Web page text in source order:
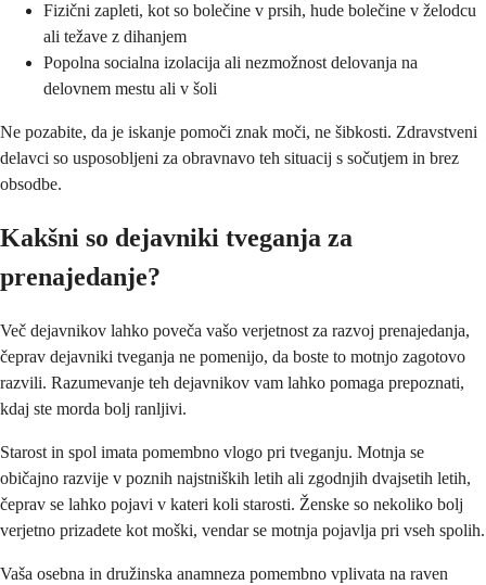
Fizični zapleti, kot so bolečine v prsih, hude bolečine v želodcu
ali težave z dihanjem
Popolna socialna izolacija ali nezmožnost delovanja na
delovnem mestu ali v šoli
Ne pozabite, da je iskanje pomoči znak moči, ne šibkosti. Zdravstveni
delavci so usposobljeni za obravnavo teh situacij s sočutjem in brez
obsodbe.
Kakšni so dejavniki tveganja za
prenajedanje?
Več dejavnikov lahko poveča vašo verjetnost za razvoj prenajedanja,
čeprav dejavniki tveganja ne pomenijo, da boste to motnjo zagotovo
razvili. Razumevanje teh dejavnikov vam lahko pomaga prepoznati,
kdaj ste morda bolj ranljivi.
Starost in spol imata pomembno vlogo pri tveganju. Motnja se
običajno razvije v poznih najstniških letih ali zgodnjih dvajsetih letih,
čeprav se lahko pojavi v kateri koli starosti. Ženske so nekoliko bolj
verjetno prizadete kot moški, vendar se motnja pojavlja pri vseh spolih.
Vaša osebna in družinska anamneza pomembno vplivata na raven